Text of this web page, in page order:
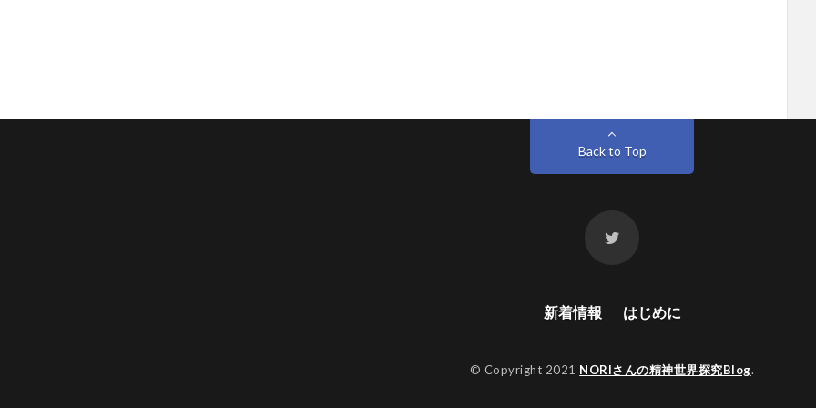
Back to Top
新着情報 はじめに
© Copyright 2021 NORIさんの精神世界探究Blog.